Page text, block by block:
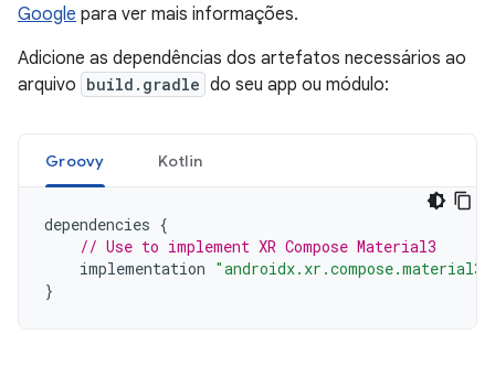
Google para ver mais informações.
Adicione as dependências dos artefatos necessários ao
arquivo build.gradle do seu app ou módulo:
Groovy Kotlin
dependencies {
// Use to implement XR Compose Material3
implementation
}